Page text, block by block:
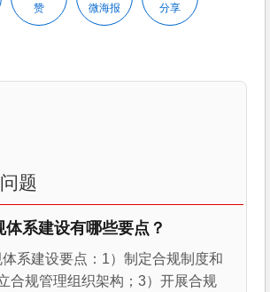
赞 微海报 分享
题
体系建设有哪些要点？
系建设要点：1）制定合规制度和
合规管理组织架构；3）开展合规